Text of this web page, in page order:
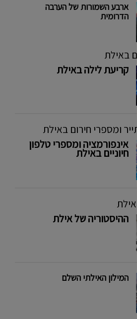
ארבע השמורות של הערבה
הדרומית
באילת
קריעת לילה באילת
ומספרי חירום באילת
אינפורמציה ומספרי טלפון
חיוניים באילת
ההיסטוריה של אילת
המילון האילתי השלם